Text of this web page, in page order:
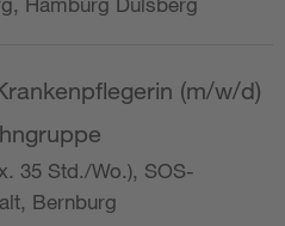
(m/w/d)
35 Std./Wo.), SOS-
Bernburg